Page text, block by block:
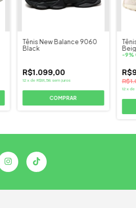
Tênis New Balance 9060
Black
R$1.099,00
12 xde R$91,58 sem juros
COMPRAR
-9%
12 xde